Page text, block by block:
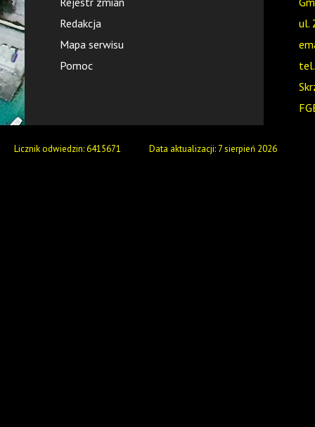
Redakcja
Mapa serwisu
Pomoc
ul.
Licznik odwiedzin: 6415671 Data aktualizacji: 7 sierpień 2026